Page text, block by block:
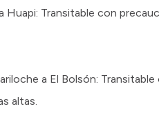
Huapi: Transitable con
a El Bolsón:
altas.